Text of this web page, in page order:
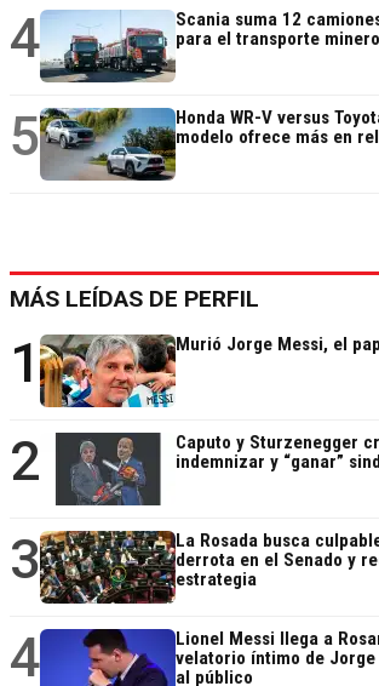
4
Scania suma 12
para el transporte
5
Honda WR-V versus
modelo ofrece más en
MÁS LEÍDAS DE PERFIL
1 Murió Jorge Messi, el
2
Caputo y Sturzenegger
indemnizar y “ganar”
3
La Rosada busca
derrota en el Senado y
estrategia
4
Lionel Messi llega a
velatorio íntimo de Jorge
al público